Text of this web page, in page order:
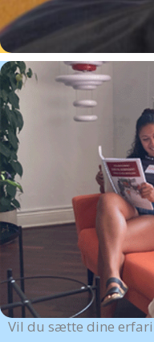
Vil du sætte dine